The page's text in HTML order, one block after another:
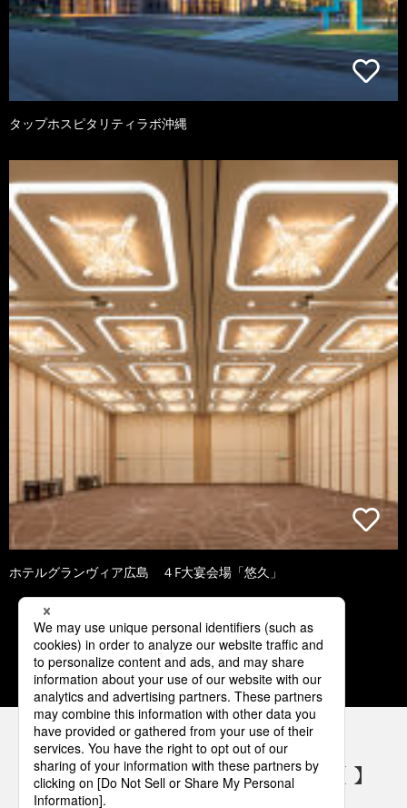
タップホスピタリティラボ沖縄
ホテルグランヴィア広島 ４F大宴会場「悠久」
3 4 5 6 7
パナソニックの電気設備 SNSアカウント